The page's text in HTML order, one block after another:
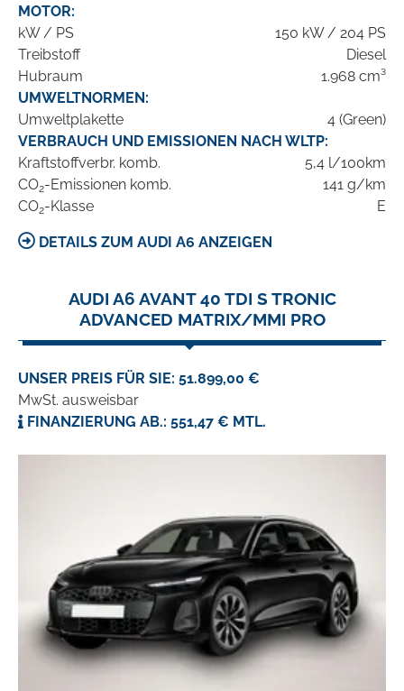
MOTOR:
kW / PS
150 kW / 204 PS
Treibstoff
Diesel
Hubraum
1.968 cm³
UMWELTNORMEN:
Umweltplakette
4 (Green)
VERBRAUCH UND EMISSIONEN NACH WLTP:
Kraftstoffverbr. komb.
5,4 l/100km
CO2-Emissionen komb.
141 g/km
CO2-Klasse E
DETAILS ZUM AUDI A6 ANZEIGEN
AUDI A6 AVANT 40 TDI S TRONIC
ADVANCED MATRIX/MMI PRO
UNSER PREIS FÜR SIE: 51.899,00 €
MwSt. ausweisbar
FINANZIERUNG AB.: 551,47 € MTL.